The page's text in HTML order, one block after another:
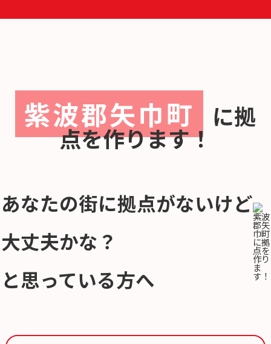
紫波郡矢巾町 に拠
点を作ります！
あなたの街に拠点がないけど
大丈夫かな？
と思っている方へ